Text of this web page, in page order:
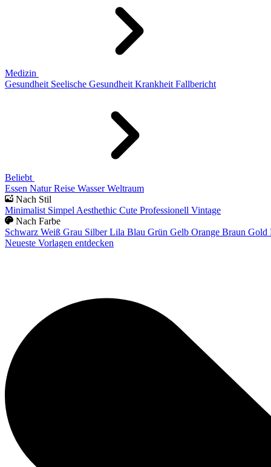
Medizin
Gesundheit Seelische Gesundheit Krankheit Fallbericht
Beliebt
Essen Natur Reise Wasser Weltraum
Nach Stil
Minimalist Simpel Aesthethic Cute Professionell Vintage
Nach Farbe
Schwarz Weiß Grau Silber Lila Blau Grün Gelb Orange Braun Gold
Neueste Vorlagen entdecken